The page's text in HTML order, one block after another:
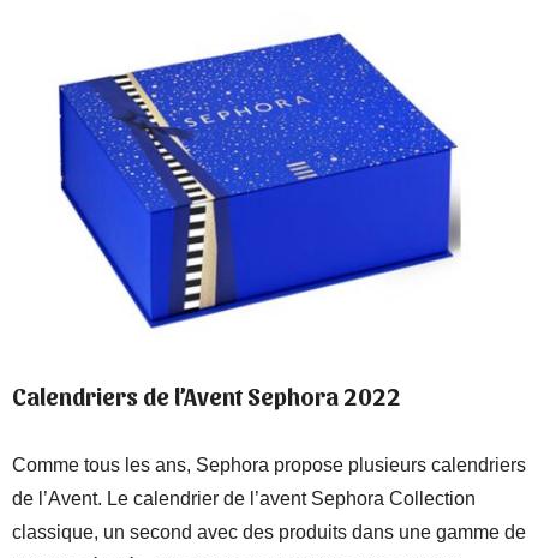
Calendriers de l’Avent Sephora 2022
Comme tous les ans, Sephora propose plusieurs calendriers
de l’Avent. Le calendrier de l’avent Sephora Collection
classique, un second avec des produits dans une gamme de